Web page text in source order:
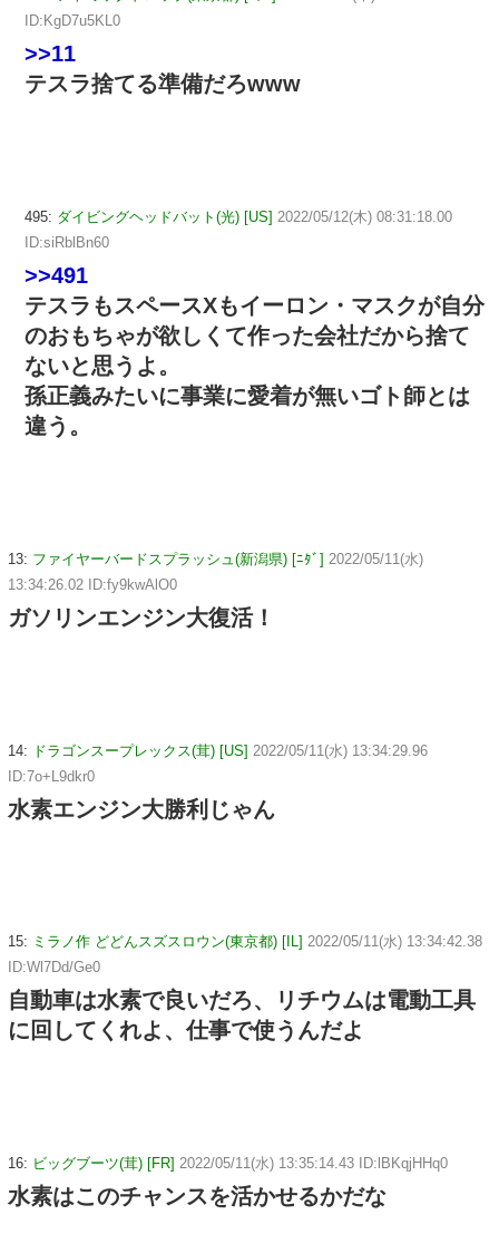
ID:KgD7u5KL0
>>11
テスラ捨てる準備だろwww
495: ダイビングヘッドバット(光) [US] 2022/05/12(木) 08:31:18.00
ID:siRblBn60
>>491
テスラもスペースXもイーロン・マスクが自分
のおもちゃが欲しくて作った会社だから捨て
ないと思うよ。
孫正義みたいに事業に愛着が無いゴト師とは
違う。
13: ファイヤーバードスプラッシュ(新潟県) [ﾆﾀﾞ] 2022/05/11(水)
13:34:26.02 ID:fy9kwAlO0
ガソリンエンジン大復活！
14: ドラゴンスープレックス(茸) [US] 2022/05/11(水) 13:34:29.96
ID:7o+L9dkr0
水素エンジン大勝利じゃん
15: ミラノ作 どどんスズスロウン(東京都) [IL] 2022/05/11(水) 13:34:42.38
ID:Wl7Dd/Ge0
自動車は水素で良いだろ、リチウムは電動工具
に回してくれよ、仕事で使うんだよ
16: ビッグブーツ(茸) [FR] 2022/05/11(水) 13:35:14.43 ID:lBKqjHHq0
水素はこのチャンスを活かせるかだな